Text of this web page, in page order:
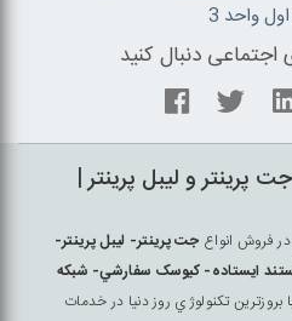
واحد 3
اجتماعی دنبال کنید
پرينتر و ليبل پرينتر |
فروش انواع جت پرينتر- ليبل پرينتر-
ايستاده- کيوسک سفارشي- شبکه
بروزترين تکنولوژي روز دنيا در خدمات